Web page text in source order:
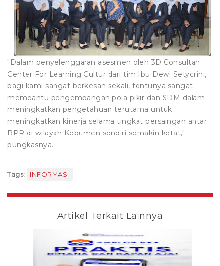
"Dalam penyelenggaran asesmen oleh 3D Consultan
Center For Learning Cultur dari tim Ibu Dewi Setyorini,
bagi kami sangat berkesan sekali, tentunya sangat
membantu pengembangan pola pikir dan SDM dalam
meningkatkan pengetahuan terutama untuk
meningkatkan kinerja selama tingkat persaingan antar
BPR di wilayah Kebumen sendiri semakin ketat,"
pungkasnya.
Tags: INFORMASI
Artikel Terkait Lainnya